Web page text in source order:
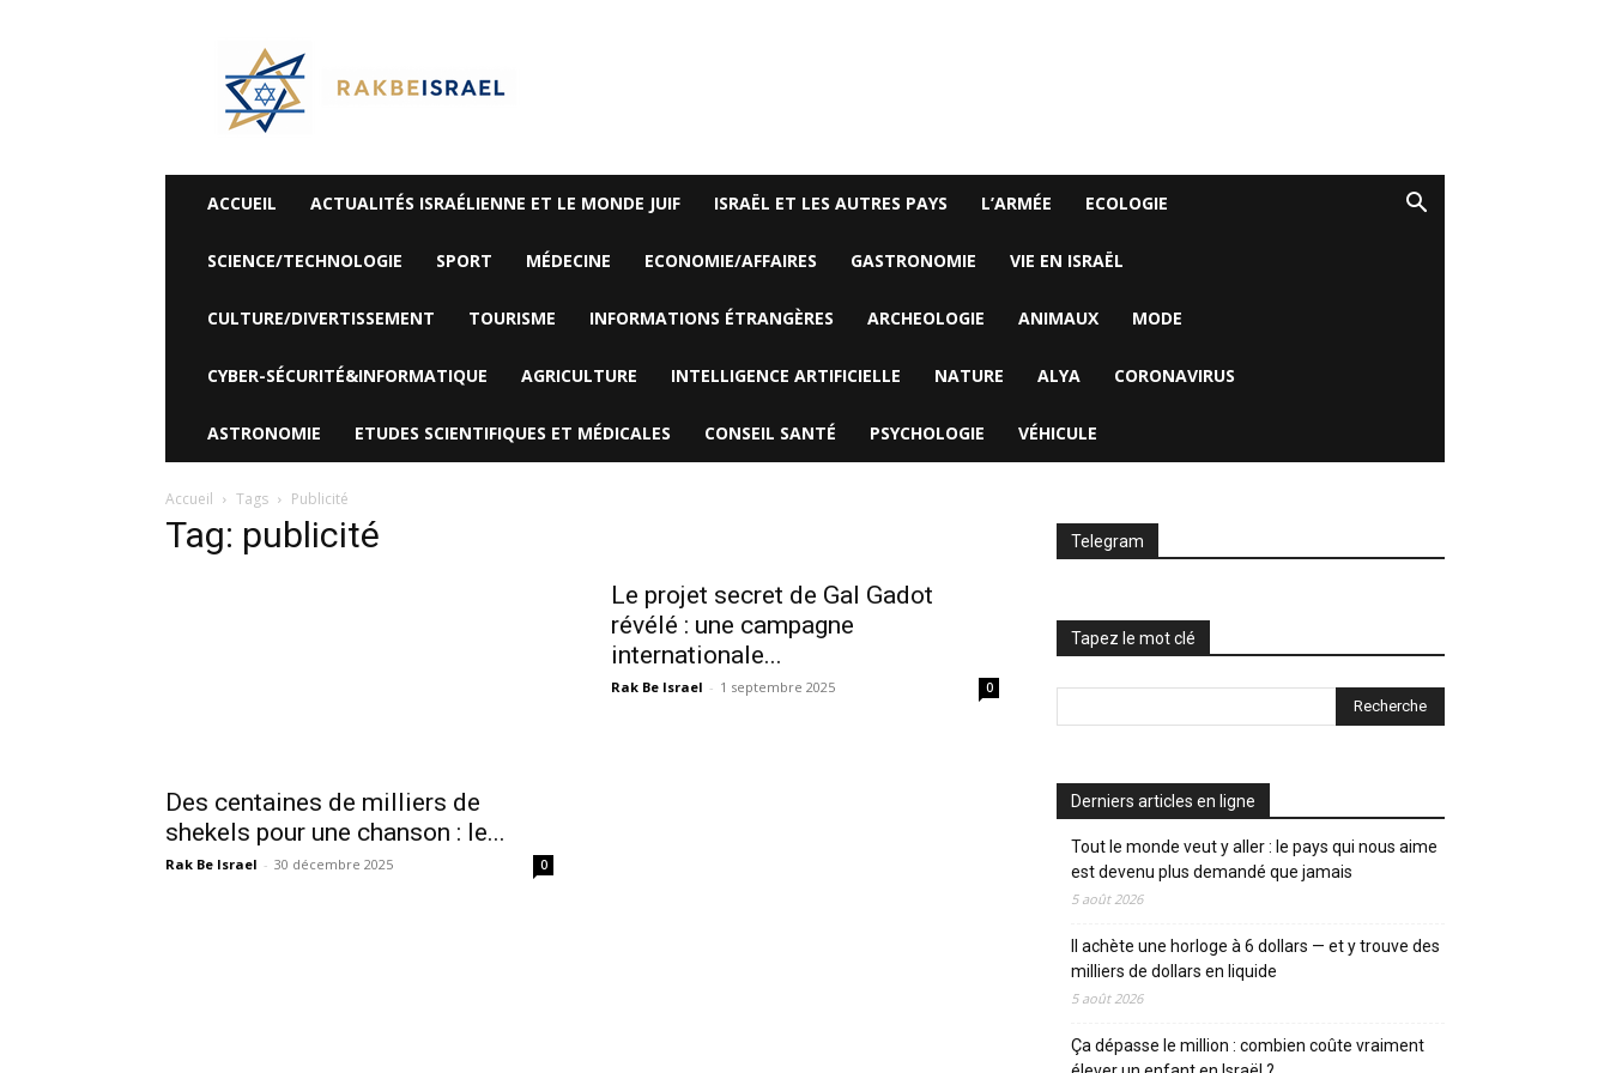
Rak
Be
Israel-
Alyaexpress-
News
ACCUEIL ACTUALITÉS ISRAÉLIENNE ET LE MONDE JUIF ISRAËL ET LES AUTRES PAYS L’ARMÉE ECOLOGIE
SCIENCE/TECHNOLOGIE SPORT MÉDECINE ECONOMIE/AFFAIRES GASTRONOMIE VIE EN ISRAËL
CULTURE/DIVERTISSEMENT TOURISME INFORMATIONS ÉTRANGÈRES ARCHEOLOGIE ANIMAUX MODE
CYBER-SÉCURITÉ&INFORMATIQUE AGRICULTURE INTELLIGENCE ARTIFICIELLE NATURE ALYA CORONAVIRUS
ASTRONOMIE ETUDES SCIENTIFIQUES ET MÉDICALES CONSEIL SANTÉ PSYCHOLOGIE VÉHICULE
Accueil Tags Publicité
Tag: publicité
Des centaines de milliers de
shekels pour une chanson : le...
Rak Be Israel - 30 décembre 2025 0
Le projet secret de Gal Gadot
révélé : une campagne
internationale...
Rak Be Israel - 1 septembre 2025 0
Telegram
Tapez le mot clé
Derniers articles en ligne
Tout le monde veut y aller : le pays qui nous aime
est devenu plus demandé que jamais
5 août 2026
Il achète une horloge à 6 dollars — et y trouve des
milliers de dollars en liquide
5 août 2026
Ça dépasse le million : combien coûte vraiment